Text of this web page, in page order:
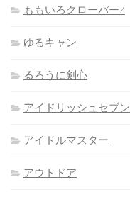
ももいろクローバーZ
ゆるキャン
るろうに剣心
アイドリッシュセブン
アイドルマスター
アウトドア